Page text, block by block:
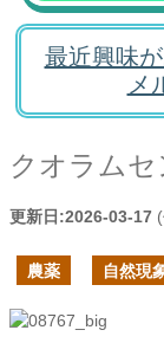
最近興味
メ
クオラム
更新日:2026-03-17
農薬 自然現